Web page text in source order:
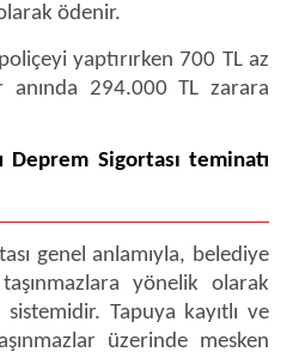
ödenir.
yaptırırken 700 TL az
294.000 TL zarara
Sigortası teminatı
genel anlamıyla, belediye
yönelik olarak
Tapuya kayıtlı ve
üzerinde mesken